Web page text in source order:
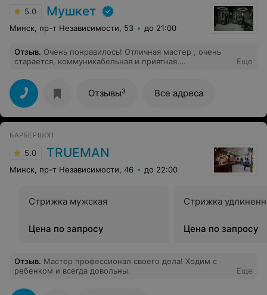
5.0 Мушкет
Минск, пр-т Независимости, 53 до 21:00
Отзыв. Очень понравилось! Отличная мастер , очень
старается, коммуникабельная и приятная.
Еще
Отзывы3 Все адреса
БАРБЕРШОП
5.0 TRUEMAN
Минск, пр-т Независимости, 46 до 22:00
Стрижка мужская
Цена по запросу
Стрижка
Цена по запросу
Отзыв. Мастер профессионал своего дела! Ходим с
ребенком и всегда довольны.
Еще